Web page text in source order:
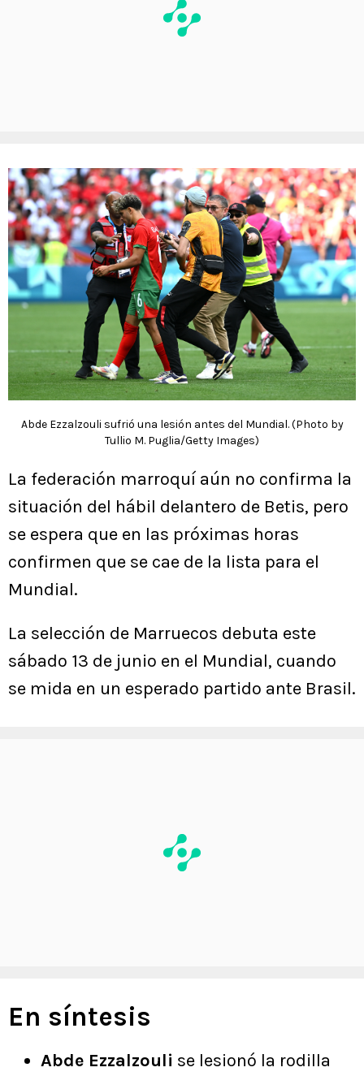
Abde Ezzalzouli sufrió una lesión antes del Mundial. (Photo by
Tullio M. Puglia/Getty Images)
La federación marroquí aún no confirma la
situación del hábil delantero de Betis, pero
se espera que en las próximas horas
confirmen que se cae de la lista para el
Mundial.
La selección de Marruecos debuta este
sábado 13 de junio en el Mundial, cuando
se mida en un esperado partido ante Brasil.
En síntesis
Abde Ezzalzouli se lesionó la rodilla